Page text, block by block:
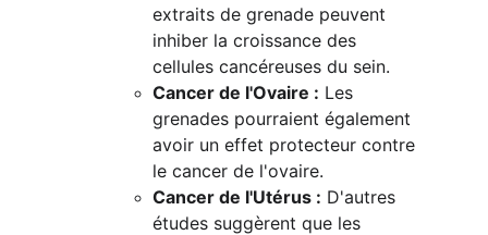
extraits de grenade peuvent
inhiber la croissance des
cellules cancéreuses du sein.
Cancer de l'Ovaire : Les
grenades pourraient également
avoir un effet protecteur contre
le cancer de l'ovaire.
Cancer de l'Utérus : D'autres
études suggèrent que les